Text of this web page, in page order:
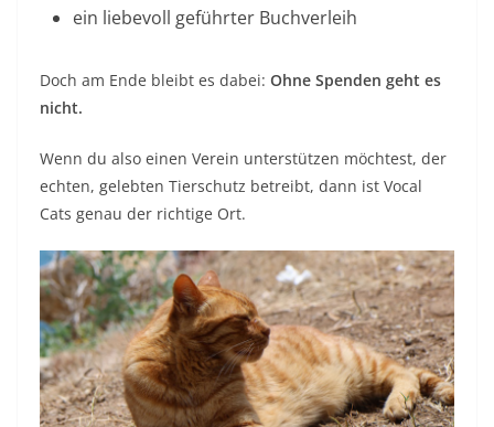
ein liebevoll geführter Buchverleih
Doch am Ende bleibt es dabei: Ohne Spenden geht es
nicht.
Wenn du also einen Verein unterstützen möchtest, der
echten, gelebten Tierschutz betreibt, dann ist Vocal
Cats genau der richtige Ort.